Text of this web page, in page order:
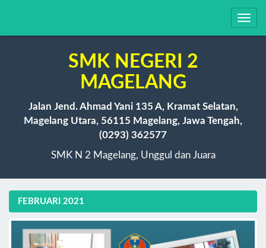
SMK NEGERI 2
MAGELANG
Jalan Jend. Ahmad Yani 135 A, Kramat Selatan,
Magelang Utara, 56115 Magelang, Jawa Tengah,
(0293) 362577
SMK N 2 Magelang, Unggul dan Juara
FEBRUARI 2021